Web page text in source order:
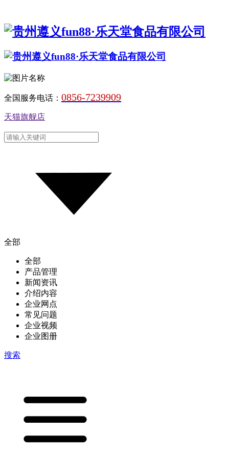
全国服务电话： 0856-7239909
天猫旗舰店
全部
全部
产品管理
新闻资讯
介绍内容
企业网点
常见问题
企业视频
企业图册
搜索